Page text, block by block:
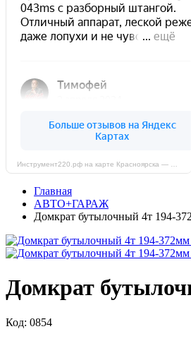
Главная
АВТО+ГАРАЖ
Домкрат бутылочный 4т 194-
Домкрат
Код: 0854